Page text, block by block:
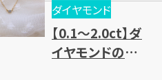
ダイヤモンド
【0.1～2.0ct】ダ
イヤモンドの買